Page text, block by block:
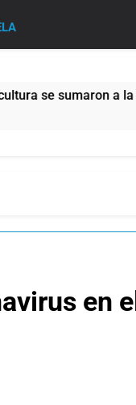
sumaron a la
en